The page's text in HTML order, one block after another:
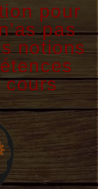
pour
pas
notions
cours